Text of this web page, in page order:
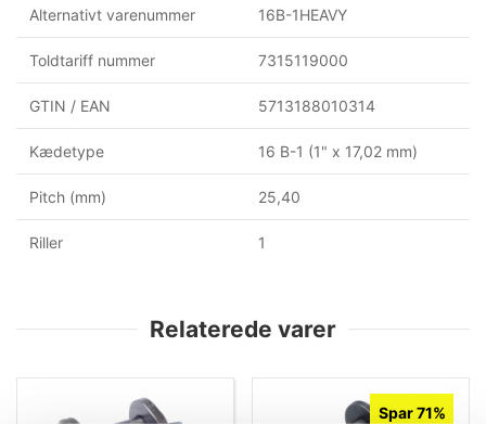
Alternativt varenummer 16B-1HEAVY
Toldtariff nummer 7315119000
GTIN / EAN 5713188010314
Kædetype 16 B-1 (1" x 17,02 mm)
Pitch (mm) 25,40
Riller 1
Relaterede varer
Spar 71%